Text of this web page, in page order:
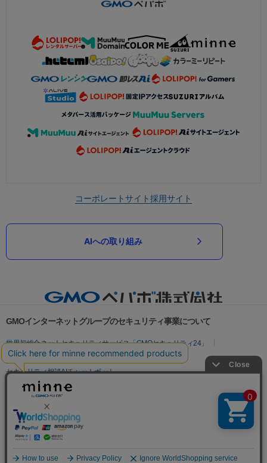
コーポレートサイト採用サイト
AIへの取り組み
GMOインターネットグループのセキュリティ事業について
世界初総合ネットセキュリティサービス「GMOセキュリティ24」
パスワード漏洩診断
Webサイトリスク診断
セキュリティ相談AIチャットボット
実在証明・盗聴対策
サイバー攻撃対策（GMO Flatt Security）
セキュリティ事業の軌跡